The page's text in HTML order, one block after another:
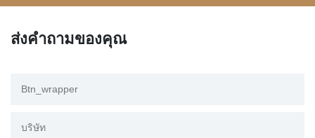
ส่งคำถามของคุณ
Btn_wrapper
บริษัท